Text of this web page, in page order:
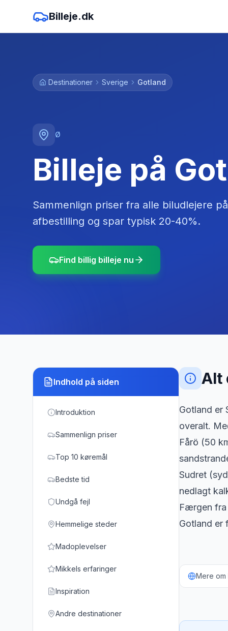
Billeje.dk
Destinationer Sverige Gotland
Ø
Billeje på
Sammenlign priser fra alle biludlejere på
afbestilling og spar typisk 20-40%.
Find billig billeje nu
Indhold på siden
Introduktion
Sammenlign priser
Top 10 køremål
Bedste tid
Undgå fejl
Hemmelige steder
Madoplevelser
Mikkels erfaringer
Inspiration
Andre destinationer
Alt
Gotland er
overalt.
Fårö (50
Sudret
nedlagt
Færgen fra
Gotland er
Mere om